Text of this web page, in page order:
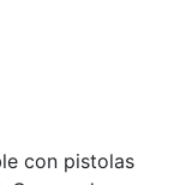
con pistolas